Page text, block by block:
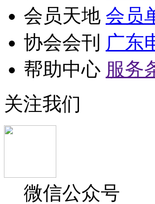
会员天地 会员
协会会刊 广东
帮助中心 服务
关注我们
微信公众号